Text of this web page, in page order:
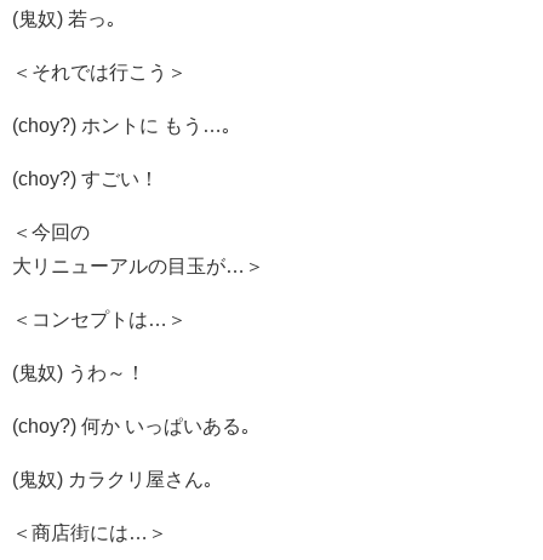
(鬼奴) 若っ｡
＜それでは行こう＞
(choy?) ホントに もう…｡
(choy?) すごい！
＜今回の
大リニューアルの目玉が…＞
＜コンセプトは…＞
(鬼奴) うわ～！
(choy?) 何か いっぱいある｡
(鬼奴) カラクリ屋さん｡
＜商店街には…＞